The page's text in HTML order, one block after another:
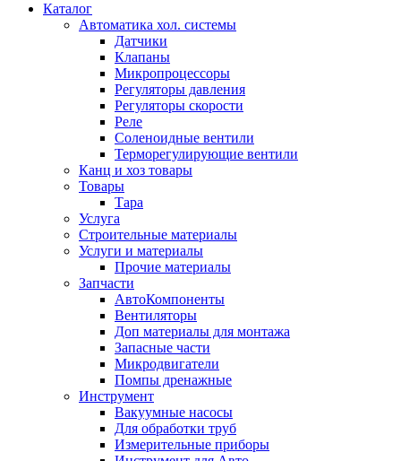
Каталог
Автоматика хол. системы
Датчики
Клапаны
Микропроцессоры
Регуляторы давления
Регуляторы скорости
Реле
Соленоидные вентили
Терморегулирующие вентили
Канц и хоз товары
Товары
Тара
Услуга
Строительные материалы
Услуги и материалы
Прочие материалы
Запчасти
АвтоКомпоненты
Вентиляторы
Доп материалы для монтажа
Запасные части
Микродвигатели
Помпы дренажные
Инструмент
Вакуумные насосы
Для обработки труб
Измерительные приборы